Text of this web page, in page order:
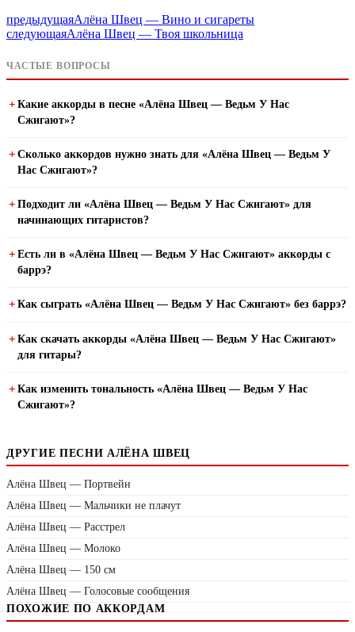
предыдущаяАлёна Швец — Вино и сигареты
следующаяАлёна Швец — Твоя школьница
ЧАСТЫЕ ВОПРОСЫ
Какие аккорды в песне «Алёна Швец — Ведьм У Нас
Сжигают»?
Сколько аккордов нужно знать для «Алёна Швец — Ведьм У
Нас Сжигают»?
Подходит ли «Алёна Швец — Ведьм У Нас Сжигают» для
начинающих гитаристов?
Есть ли в «Алёна Швец — Ведьм У Нас Сжигают» аккорды с
баррэ?
Как сыграть «Алёна Швец — Ведьм У Нас Сжигают» без баррэ?
Как скачать аккорды «Алёна Швец — Ведьм У Нас Сжигают»
для гитары?
Как изменить тональность «Алёна Швец — Ведьм У Нас
Сжигают»?
ДРУГИЕ ПЕСНИ АЛЁНА ШВЕЦ
Алёна Швец — Портвейн
Алёна Швец — Мальчики не плачут
Алёна Швец — Расстрел
Алёна Швец — Молоко
Алёна Швец — 150 см
Алёна Швец — Голосовые сообщения
ПОХОЖИЕ ПО АККОРДАМ